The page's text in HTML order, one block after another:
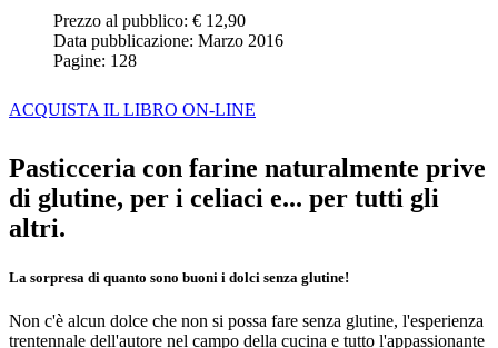
Prezzo al pubblico: € 12,90
Data pubblicazione: Marzo 2016
Pagine: 128
ACQUISTA IL LIBRO ON-LINE
Pasticceria con farine naturalmente prive
di glutine, per i celiaci e... per tutti gli
altri.
La sorpresa di quanto sono buoni i dolci senza glutine!
Non c'è alcun dolce che non si possa fare senza glutine, l'esperienza
trentennale dell'autore nel campo della cucina e tutto l'appassionante